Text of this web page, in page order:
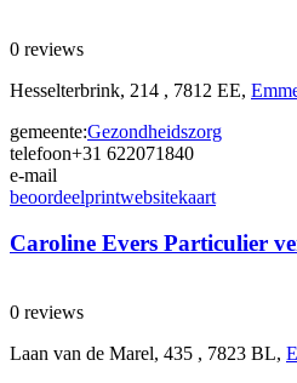
0 reviews
Hesselterbrink, 214 , 7812 EE,
gemeente:Gezondheidszorg
telefoon+31 622071840
e-mail
beoordeelprintwebsitekaart
Caroline Evers Particulier
0 reviews
Laan van de Marel, 435 , 7823 BL,